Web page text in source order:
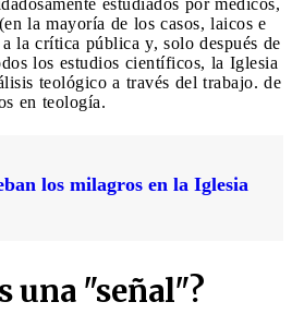
la mayoría de los casos, laicos e
la crítica pública y, solo después de
los estudios científicos, la Iglesia
teológico a través del trabajo. de
en teología.
los milagros en la Iglesia
una "señal"?